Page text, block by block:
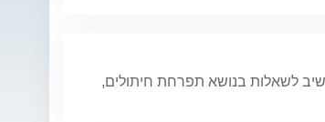
לשאלות בנושא תפרחת חיתולים,